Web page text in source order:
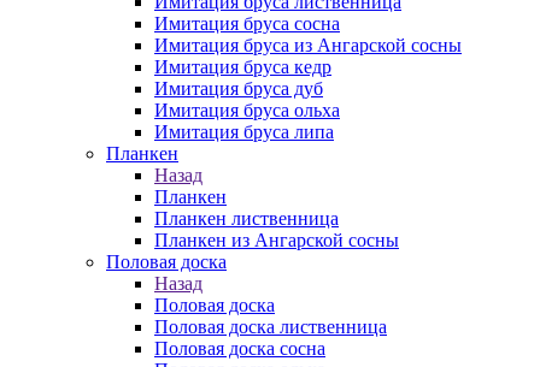
Имитация бруса сосна
Имитация бруса из Ангарской сосны
Имитация бруса кедр
Имитация бруса дуб
Имитация бруса ольха
Имитация бруса липа
Планкен
Назад
Планкен
Планкен лиственница
Планкен из Ангарской сосны
Половая доска
Назад
Половая доска
Половая доска лиственница
Половая доска сосна